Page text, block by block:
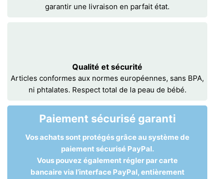
garantir une livraison en parfait état.
Qualité et sécurité
Articles conformes aux normes européennes, sans BPA,
ni phtalates. Respect total de la peau de bébé.
Paiement sécurisé garanti
Vos achats sont protégés grâce au système de
paiement sécurisé PayPal.
Vous pouvez également régler par carte
bancaire via l’interface PayPal, entièrement